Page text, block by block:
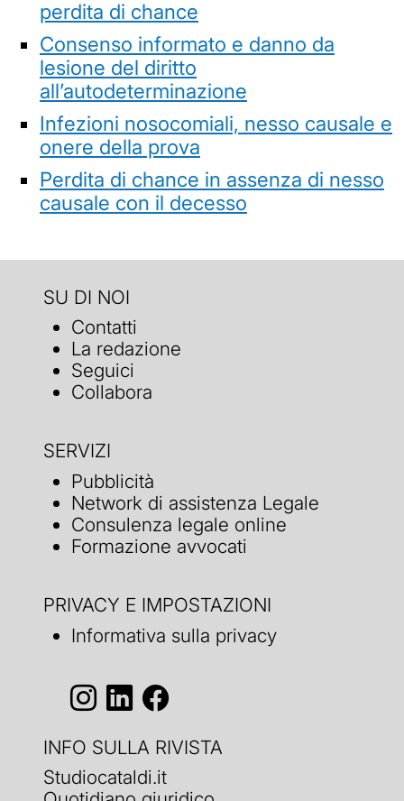
perdita di chance
Consenso informato e danno da
lesione del diritto
all’autodeterminazione
Infezioni nosocomiali, nesso causale e
onere della prova
Perdita di chance in assenza di nesso
causale con il decesso
SU DI NOI
Contatti
La redazione
Seguici
Collabora
SERVIZI
Pubblicità
Network di assistenza Legale
Consulenza legale online
Formazione avvocati
PRIVACY E IMPOSTAZIONI
Informativa sulla privacy
INFO SULLA RIVISTA
Studiocataldi.it